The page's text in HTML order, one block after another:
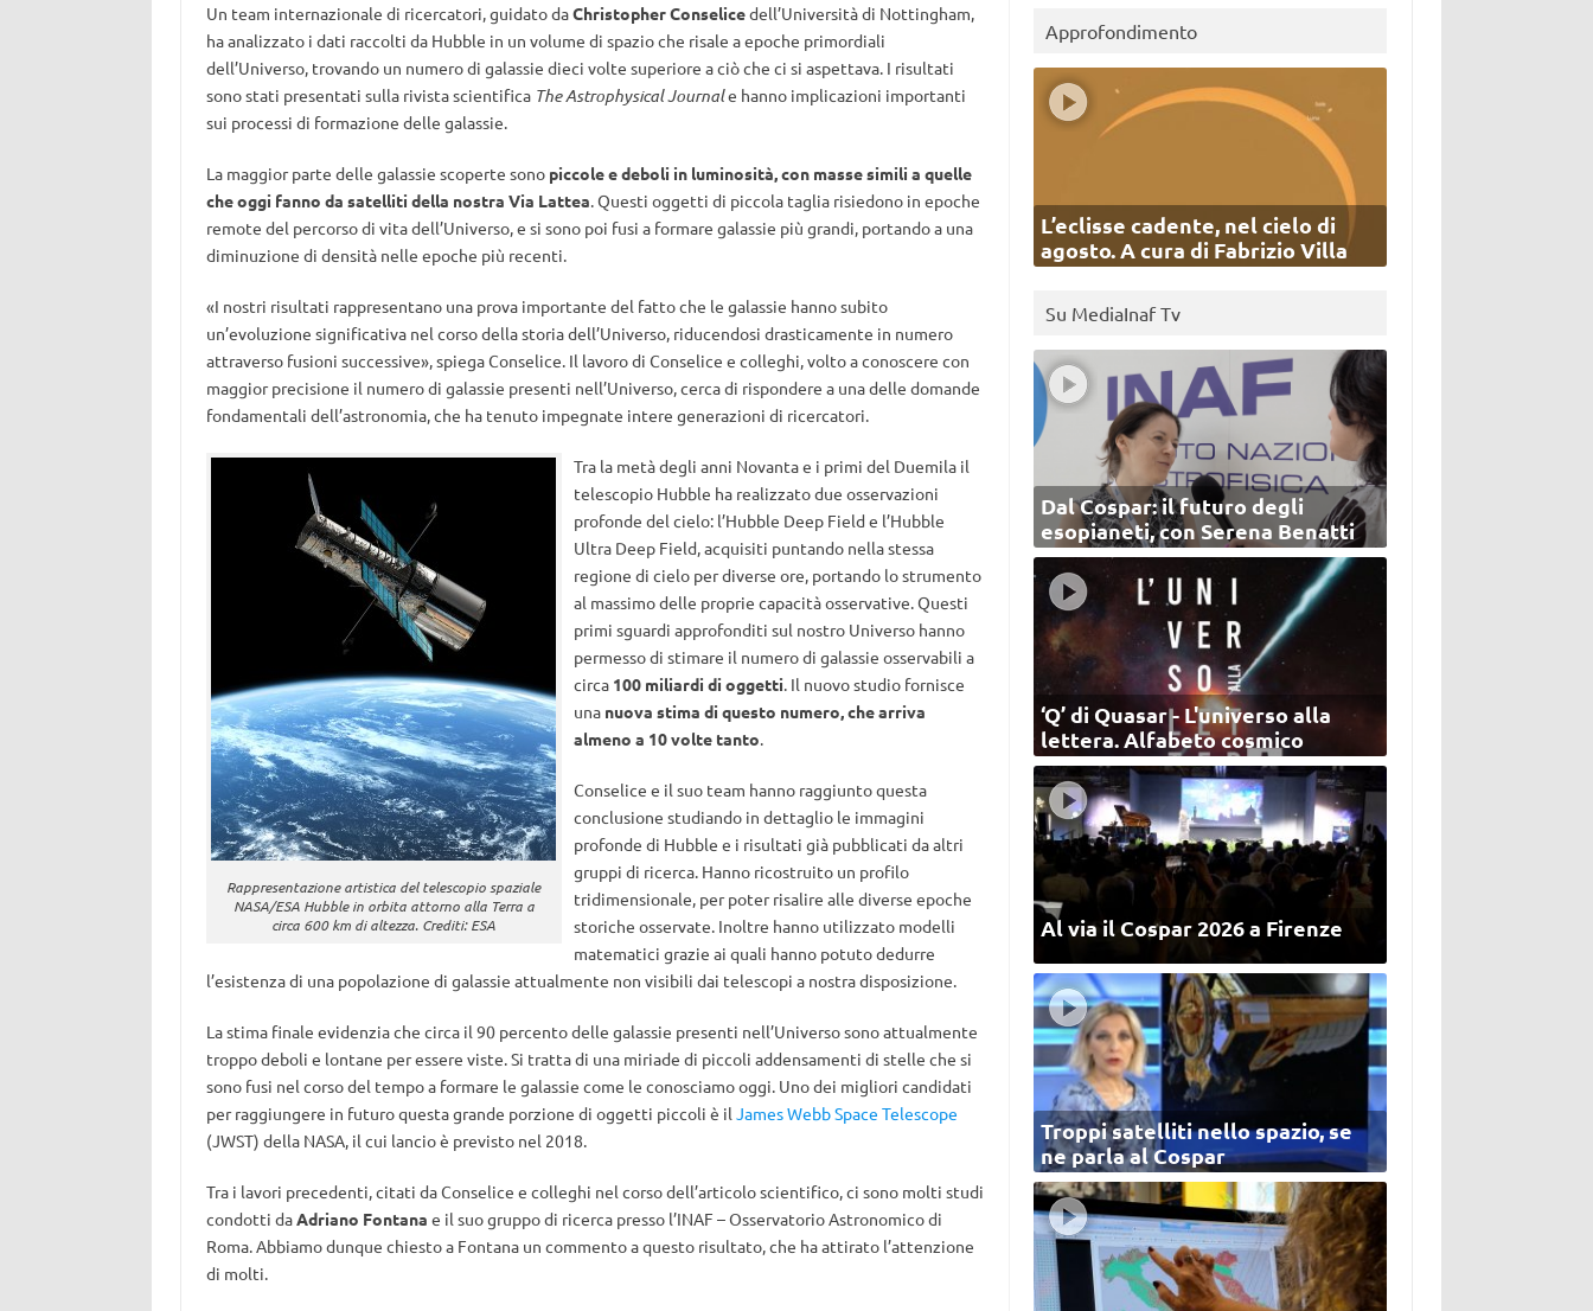
Un team internazionale di ricercatori, guidato daChristopher Conselicedell’Università di Nottingham,
ha analizzato i dati raccolti da Hubble in un volume di spazio che risale a epoche primordiali
dell’Universo, trovando un numero di galassie dieci volte superiore a ciò che ci si aspettava. I risultati
sono stati presentati sulla rivista scientifica The Astrophysical Journale hanno implicazioni importanti
sui processi di formazione delle galassie.
La maggior parte delle galassie scoperte sono piccole e deboli in luminosità, con masse simili a quelle
che oggi fanno da satelliti della nostra Via Lattea. Questi oggetti di piccola taglia risiedono in epoche
remote del percorso di vita dell’Universo, e si sono poi fusi a formare galassie più grandi, portando a una
diminuzione di densità nelle epoche più recenti.
«I nostri risultati rappresentano una prova importante del fatto che le galassie hanno subito
un’evoluzione significativa nel corso della storia dell’Universo, riducendosi drasticamente in numero
attraverso fusioni successive», spiega Conselice. Il lavoro di Conselice e colleghi, volto a conoscere con
maggior precisione il numero di galassie presenti nell’Universo, cerca di rispondere a una delle domande
fondamentali dell’astronomia, che ha tenuto impegnate intere generazioni di ricercatori.
Rappresentazione artistica del telescopio spaziale
NASA/ESA Hubble in orbita attorno alla Terra a
circa 600 km di altezza. Crediti: ESA
Tra la metà degli anni Novanta e i primi del Duemila il
telescopio Hubble ha realizzato due osservazioni
profonde del cielo: l’Hubble Deep Field e l’Hubble
Ultra Deep Field, acquisiti puntando nella stessa
regione di cielo per diverse ore, portando lo strumento
al massimo delle proprie capacità osservative. Questi
primi sguardi approfonditi sul nostro Universo hanno
permesso di stimare il numero di galassie osservabili a
circa 100 miliardi di oggetti. Il nuovo studio fornisce
una nuova stima di questo numero, che arriva
almeno a 10 volte tanto.
Conselice e il suo team hanno raggiunto questa
conclusione studiando in dettaglio le immagini
profonde di Hubble e i risultati già pubblicati da altri
gruppi di ricerca. Hanno ricostruito un profilo
tridimensionale, per poter risalire alle diverse epoche
storiche osservate. Inoltre hanno utilizzato modelli
matematici grazie ai quali hanno potuto dedurre
l’esistenza di una popolazione di galassie attualmente non visibili dai telescopi a nostra disposizione.
La stima finale evidenzia che circa il 90 percento delle galassie presenti nell’Universo sono attualmente
troppo deboli e lontane per essere viste. Si tratta di una miriade di piccoli addensamenti di stelle che si
sono fusi nel corso del tempo a formare le galassie come le conosciamo oggi. Uno dei migliori candidati
per raggiungere in futuro questa grande porzione di oggetti piccoli è il James Webb Space Telescope
(JWST) della NASA, il cui lancio è previsto nel 2018.
Tra i lavori precedenti, citati da Conselice e colleghi nel corso dell’articolo scientifico, ci sono molti studi
condotti daAdriano Fontana e il suo gruppo di ricerca presso l’INAF – Osservatorio Astronomico di
Roma. Abbiamo dunque chiesto a Fontana un commento a questo risultato, che ha attirato l’attenzione
di molti.
Approfondimento
L’eclisse cadente, nel cielo di
agosto. A cura di Fabrizio Villa
Su MediaInaf Tv
Dal Cospar: il futuro degli
esopianeti, con Serena Benatti
‘Q’ di Quasar - L'universo alla
lettera. Alfabeto cosmico
Al via il Cospar 2026 a Firenze
Troppi satelliti nello spazio, se
ne parla al Cospar